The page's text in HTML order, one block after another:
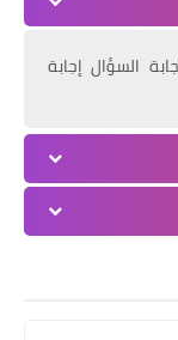
السؤال إجابة